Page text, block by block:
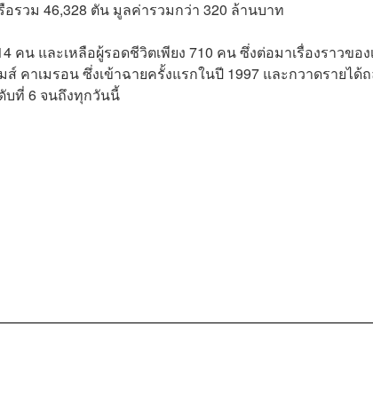
อรวม 46,328 ตัน มูลค่ารวมกว่า 320 ล้านบาท
น และเหลือผู้รอดชีวิตเพียง 710 คน ซึ่งต่อมาเรื่องราวของ
ส์ คาเมรอน ซึ่งเข้าฉายครั้งแรกในปี 1997 และกวาดรายได้
บที่ 6 จนถึงทุกวันนี้